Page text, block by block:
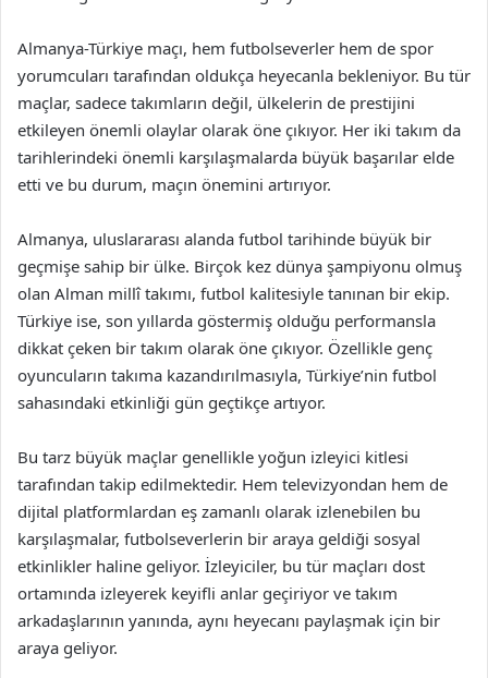
Almanya-Türkiye maçı, hem futbolseverler hem de spor
yorumcuları tarafından oldukça heyecanla bekleniyor. Bu tür
maçlar, sadece takımların değil, ülkelerin de prestijini
etkileyen önemli olaylar olarak öne çıkıyor. Her iki takım da
tarihlerindeki önemli karşılaşmalarda büyük başarılar elde
etti ve bu durum, maçın önemini artırıyor.
Almanya, uluslararası alanda futbol tarihinde büyük bir
geçmişe sahip bir ülke. Birçok kez dünya şampiyonu olmuş
olan Alman millî takımı, futbol kalitesiyle tanınan bir ekip.
Türkiye ise, son yıllarda göstermiş olduğu performansla
dikkat çeken bir takım olarak öne çıkıyor. Özellikle genç
oyuncuların takıma kazandırılmasıyla, Türkiye’nin futbol
sahasındaki etkinliği gün geçtikçe artıyor.
Bu tarz büyük maçlar genellikle yoğun izleyici kitlesi
tarafından takip edilmektedir. Hem televizyondan hem de
dijital platformlardan eş zamanlı olarak izlenebilen bu
karşılaşmalar, futbolseverlerin bir araya geldiği sosyal
etkinlikler haline geliyor. İzleyiciler, bu tür maçları dost
ortamında izleyerek keyifli anlar geçiriyor ve takım
arkadaşlarının yanında, aynı heyecanı paylaşmak için bir
araya geliyor.